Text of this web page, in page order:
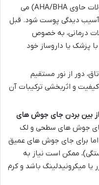
بنزوئیل پراکسید، یا سایر محصولات حاوی AHA/BHA) می
آسیب دیدگی پوست شود. قبل
درمانی، به خصوص
پزشک یا داروساز خود
دور از نور مستقیم
و اثربخشی ترکیبات آن
از بین بردن جای جوش های
جای جوش های سطحی و لک
برای جای جوش های عمیق
ممکن است نیاز به
میکرونیدلینگ باشد و کرم